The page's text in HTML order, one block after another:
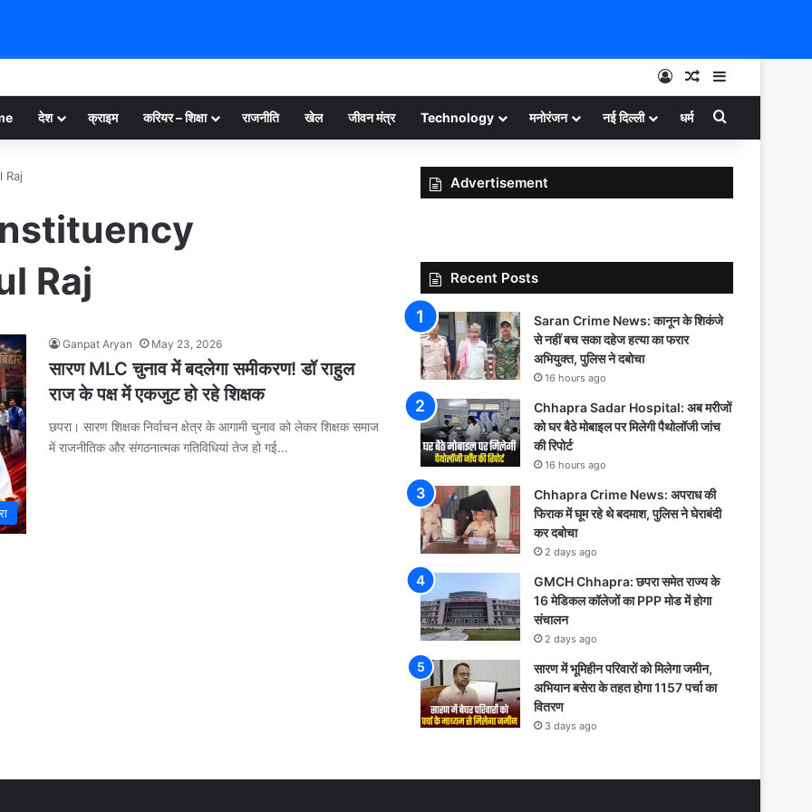
Log InRandom Article
Sidebar
देश क्राइम करियर – शिक्षा राजनीति खेल जीवन मंत्र Technology मनोरंजन नई दिल्ली धर्म Search for
Raj
Raj
Ganpat Aryan May 23, 2026
सारण MLC चुनाव में बदलेगा समीकरण! डॉ राहुल
राज के पक्ष में एकजुट हो रहे शिक्षक
छपरा। सारण शिक्षक निर्वाचन क्षेत्र के आगामी चुनाव को लेकर शिक्षक समाज
में राजनीतिक और संगठनात्मक गतिविधियां तेज हो गई…
Advertisement
Recent Posts
Saran Crime News: कानून के शिकंजे
से नहीं बच सका दहेज हत्या का फरार
अभियुक्त, पुलिस ने दबोचा
16 hours ago
Chhapra Sadar Hospital: अब मरीजों
को घर बैठे मोबाइल पर मिलेगी पैथोलॉजी जांच
की रिपोर्ट
16 hours ago
Chhapra Crime News: अपराध की
फिराक में घूम रहे थे बदमाश, पुलिस ने घेराबंदी
कर दबोचा
2 days ago
GMCH Chhapra: छपरा समेत राज्य के
16 मेडिकल कॉलेजों का PPP मोड में होगा
संचालन
2 days ago
सारण में भूमिहीन परिवारों को मिलेगा जमीन,
अभियान बसेरा के तहत होगा 1157 पर्चा का
वितरण
3 days ago